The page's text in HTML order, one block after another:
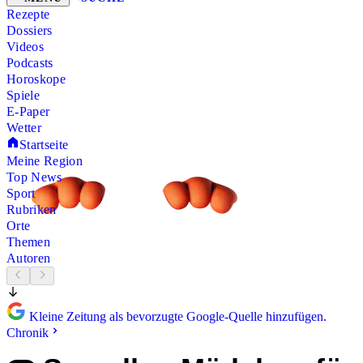
Rezepte
Dossiers
Videos
Podcasts
Horoskope
Spiele
E-Paper
Wetter
Startseite
Meine Region
Top News
Sport
Rubriken
Orte
Themen
Autoren
Kleine Zeitung als bevorzugte Google-Quelle hinzufügen.
Chronik